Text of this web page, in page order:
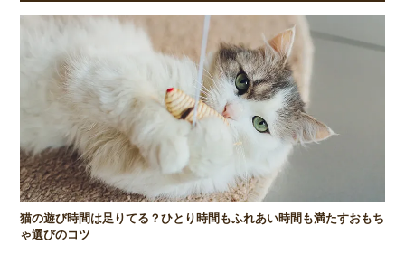
猫の遊び時間は足りてる？ひとり時間もふれあい時間も満たすおもち
ゃ選びのコツ